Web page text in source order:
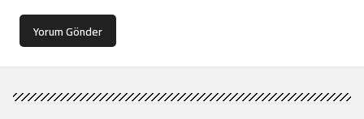
Yorum Gönder